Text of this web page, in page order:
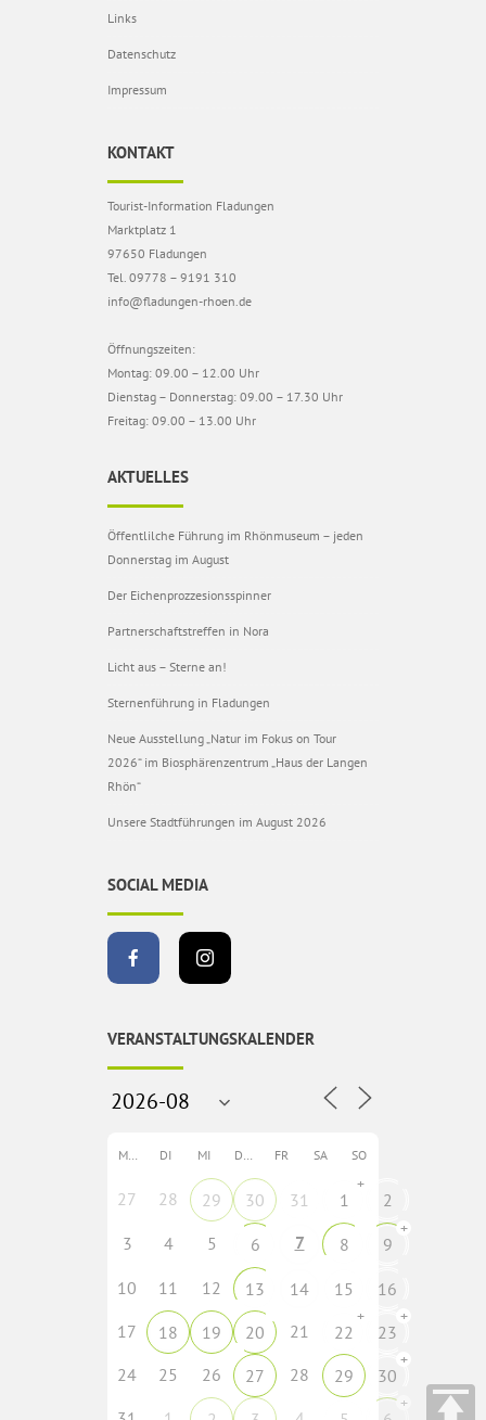
Links
Datenschutz
Impressum
KONTAKT
Tourist-Information Fladungen
Marktplatz 1
97650 Fladungen
Tel. 09778 – 9191 310
info@fladungen-rhoen.de
Öffnungszeiten:
Montag: 09.00 – 12.00 Uhr
Dienstag – Donnerstag: 09.00 – 17.30 Uhr
Freitag: 09.00 – 13.00 Uhr
AKTUELLES
Öffentlilche Führung im Rhönmuseum – jeden
Donnerstag im August
Der Eichenprozzesionsspinner
Partnerschaftstreffen in Nora
Licht aus – Sterne an!
Sternenführung in Fladungen
Neue Ausstellung „Natur im Fokus on Tour
2026“ im Biosphärenzentrum „Haus der Langen
Rhön“
Unsere Stadtführungen im August 2026
SOCIAL MEDIA
VERANSTALTUNGSKALENDER
MO DI MI DO FR SA SO
27 28 29 30 31 1
+
2
3
4 5 6 7 8 9
+
10 11 12 13 14 15
16
17
18 19 20 21 22
+
23
+
24 25 26 27 28 29 30
+
+